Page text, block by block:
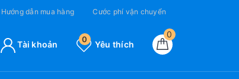
Hướng dẫn mua hàng Cước phí vận chuyển
0
Yêu thích
0
Tài khoản